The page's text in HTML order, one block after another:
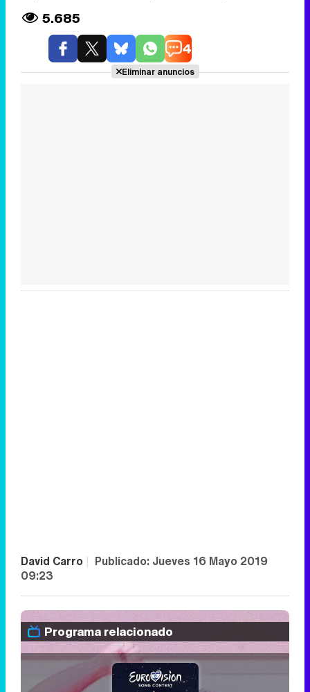
5.685
4
Eliminar anuncios
David Carro | Publicado: Jueves 16 Mayo 2019
09:23
Programa relacionado